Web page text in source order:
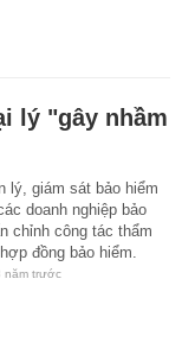
lý "gây nhầm
lý, giám sát bảo hiểm
doanh nghiệp bảo
chỉnh công tác thẩm
đồng bảo hiểm.
năm trước